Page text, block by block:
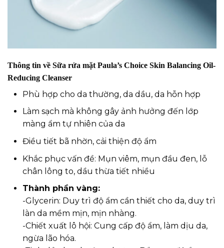
Thông tin về Sữa rửa mặt Paula’s Choice Skin Balancing Oil-
Reducing Cleanser
Phù hợp cho da thường, da dầu, da hỗn hợp
Làm sạch mà không gây ảnh hưởng đến lớp
màng ẩm tự nhiên của da
Điều tiết bã nhờn, cải thiện độ ẩm
Khắc phục vấn đề: Mụn viêm, mụn đầu đen, lỗ
chân lông to, dầu thừa tiết nhiều
Thành phần vàng:
-Glycerin: Duy trì độ ẩm cần thiết cho da, duy trì
làn da mềm mịn, mịn nhàng.
-Chiết xuất lô hội: Cung cấp độ ẩm, làm dịu da,
ngừa lão hóa.